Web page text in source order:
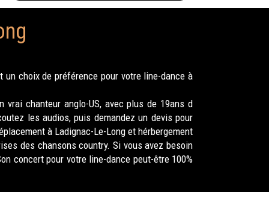
un choix de préférence pour votre line-dance à
chanteur anglo-US, avec plus de 19ans d
les audios, puis demandez un devis pour
à Ladignac-Le-Long et hérbergement
des chansons country. Si vous avez besoin
concert pour votre line-dance peut-être 100%